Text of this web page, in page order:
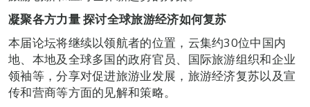
凝聚各方力量探讨全球旅游经济如何复苏
本届论坛将继续以领航者的位置，云集约30位中国内
地、本地及全球多国的政府官员、国际旅游组织和企业
领袖等，分享对促进旅游业发展，旅游经济复苏以及宣
传和营商等方面的见解和策略。